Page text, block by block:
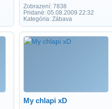
Zobrazení: 7838
Pridané: 05.08.2009 22:32
Kategória: Zábava
My chlapi xD